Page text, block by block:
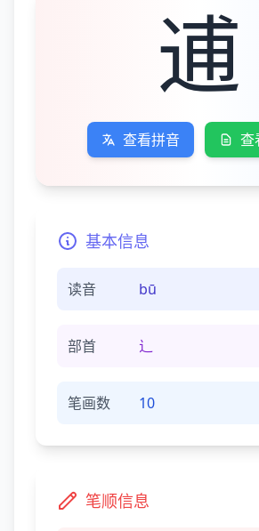
逋
查看拼音 查
基本信息
读音 bū
部首 辶
笔画数 10
笔顺信息